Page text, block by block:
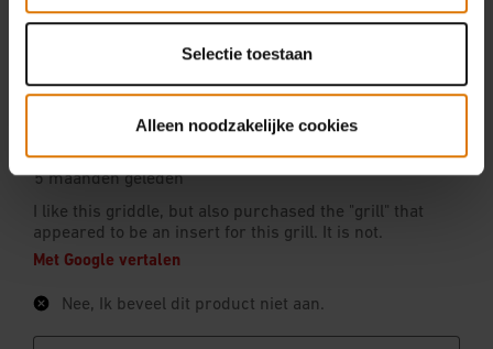
Selectie toestaan
Alleen noodzakelijke cookies